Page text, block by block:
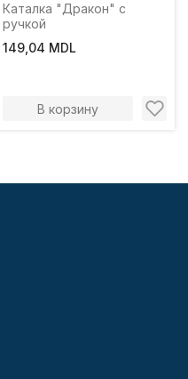
Каталка "Дракон" с
ручкой
149,04 MDL
В корзину